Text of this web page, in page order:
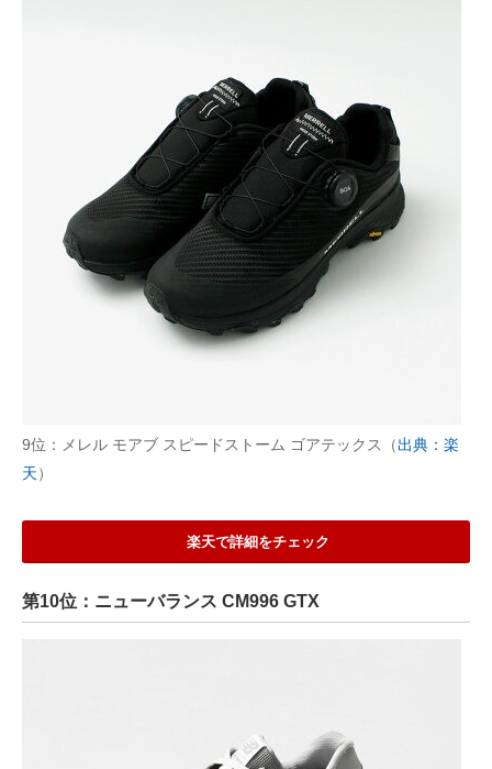
9位：メレル モアブ スピードストーム ゴアテックス（出典：楽
天）
楽天で詳細をチェック
第10位：ニューバランス CM996 GTX